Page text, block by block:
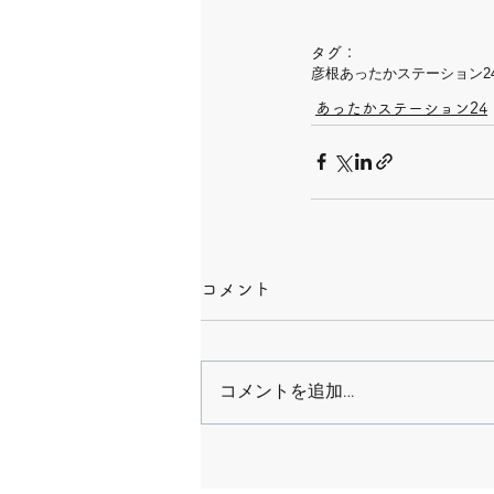
タグ：
彦根あったかステーション
あったかステーション24
コメント
コメントを追加…